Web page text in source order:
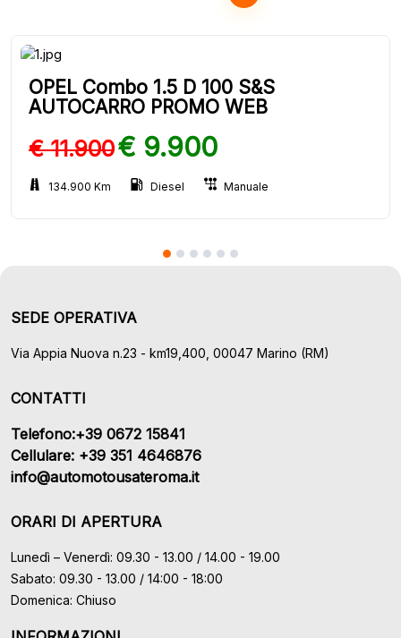
OPEL Combo 1.5 D 100 S&S
AUTOCARRO PROMO WEB
€ 11.900€ 9.900
134.900 Km Diesel Manuale
SEDE OPERATIVA
Via Appia Nuova n.23 - km19,400, 00047 Marino (RM)
CONTATTI
Telefono:+39 0672 15841
Cellulare: +39 351 4646876
info@automotousateroma.it
ORARI DI APERTURA
Lunedì – Venerdì: 09.30 - 13.00 / 14.00 - 19.00
Sabato: 09.30 - 13.00 / 14:00 - 18:00
Domenica: Chiuso